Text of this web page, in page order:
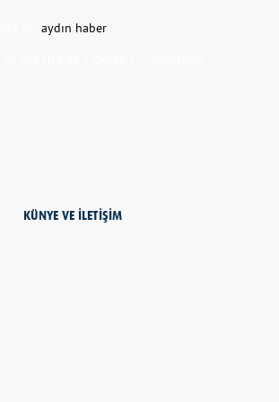
aydın haber
KÜNYE VE İLETİŞİM